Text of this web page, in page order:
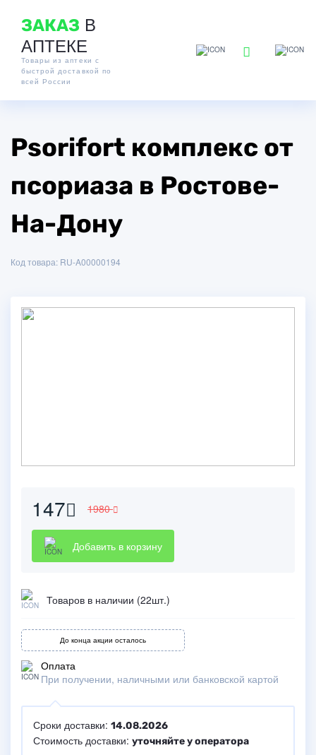
ЗАКАЗ В
АПТЕКЕ
Товары из аптеки с
быстрой доставкой по
всей России
Psorifort комплекс от
псориаза в Ростове-
На-Дону
Код товара: RU-A00000194
147 1980
Добавить в корзину
Товаров в наличии (22шт.)
До конца акции осталось
Оплата
При получении, наличными или банковской картой
Сроки доставки: 14.08.2026
Стоимость доставки: уточняйте у оператора